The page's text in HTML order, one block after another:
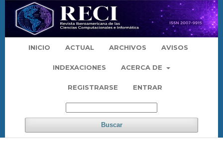
INICIO ACTUAL ARCHIVOS AVISOS
INDEXACIONES ACERCA DE
REGISTRARSE ENTRAR
Buscar